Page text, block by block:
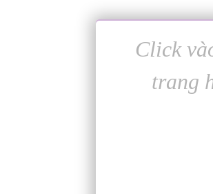
Click
trang